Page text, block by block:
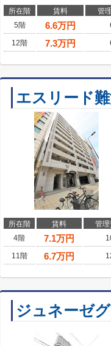
所在階 賃料
管
5階
6.6万円
12階 7.3万円
エスリード
所在階 賃料
管
4階
7.1万円
11階 6.7万円
ジュネーゼ